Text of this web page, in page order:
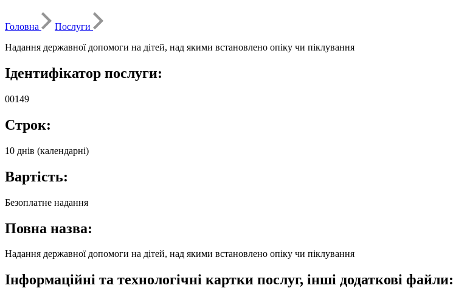
Головна
Послуги
Надання державної допомоги на дітей, над якими встановлено опіку чи піклування
Ідентифікатор послуги:
00149
Строк:
10 днів (календарні)
Вартість:
Безоплатне надання
Повна назва:
Надання державної допомоги на дітей, над якими встановлено опіку чи піклування
Інформаційні та технологічні картки послуг, інші додаткові файли: